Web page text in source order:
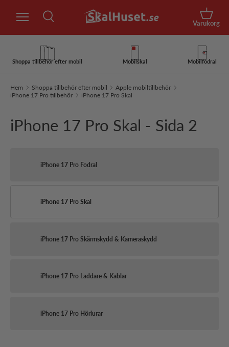
Hoppa till innehåll
Sök
Korg
Varukorg
Shoppa tillbehör efter mobil Mobilskal Mobilfodral
Hem Shoppa tillbehör efter mobil
Apple mobiltillbehör
iPhone 17 Pro tillbehör
iPhone 17 Pro Skal
iPhone 17 Pro Skal - Sida 2
iPhone 17 Pro Fodral
iPhone 17 Pro Skal
iPhone 17 Pro Skärmskydd & Kameraskydd
iPhone 17 Pro Laddare & Kablar
iPhone 17 Pro Hörlurar